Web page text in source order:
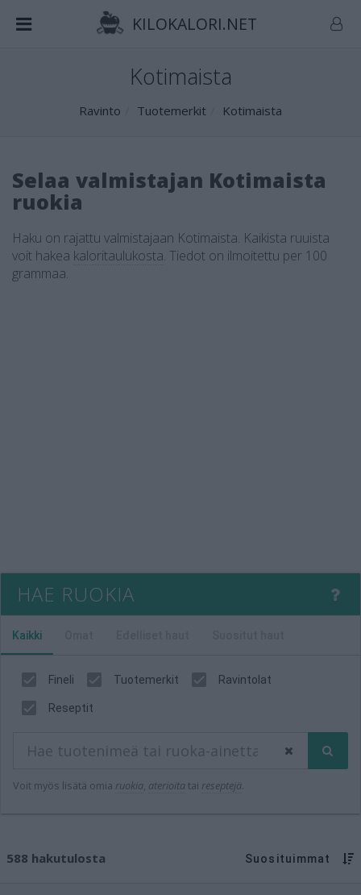
KILOKALORI.NET
Kotimaista
Ravinto Tuotemerkit Kotimaista
Selaa valmistajan Kotimaista
ruokia
Haku on rajattu valmistajaan Kotimaista. Kaikista ruuista
voit hakea kaloritaulukosta. Tiedot on ilmoitettu per 100
grammaa.
HAE RUOKIA
Kaikki
Fineli Tuotemerkit Ravintolat
Reseptit
Voit myös lisätä omia ruokia, aterioitatai reseptejä.
588 hakutulosta Suosituimmat